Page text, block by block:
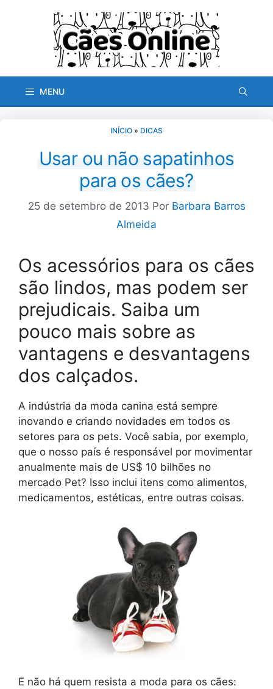
MENU
INÍCIO » DICAS
Usar ou não sapatinhos
para os cães?
25 de setembro de 2013 Por Barbara Barros
Almeida
Os acessórios para os cães
são lindos, mas podem ser
prejudicais. Saiba um
pouco mais sobre as
vantagens e desvantagens
dos calçados.
A indústria da moda canina está sempre
inovando e criando novidades em todos os
setores para os pets. Você sabia, por exemplo,
que o nosso país é responsável por movimentar
anualmente mais de US$ 10 bilhões no
mercado Pet? Isso inclui itens como alimentos,
medicamentos, estéticas, entre outras coisas.
E não há quem resista a moda para os cães: